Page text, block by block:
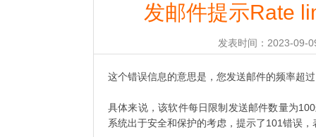
发邮件提示Rate
发表时间：2023-09-
这个错误信息的意思是，您发送邮件的频率超
具体来说，该软件每日限制发送邮件数量为
系统出于安全和保护的考虑，提示了101错误